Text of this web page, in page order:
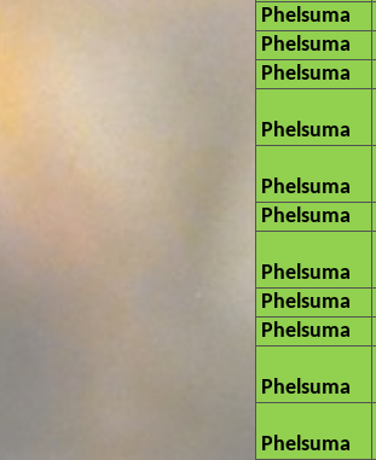
Phelsuma
Phelsuma
Phelsuma
Phelsuma
Phelsuma
Phelsuma
Phelsuma
Phelsuma
Phelsuma
Phelsuma
Phelsuma